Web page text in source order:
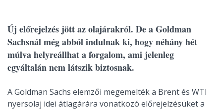
Új előrejelzés jött az olajárakról. De a Goldman
Sachsnál még abból indulnak ki, hogy néhány hét
múlva helyreállhat a forgalom, ami jelenleg
egyáltalán nem látszik biztosnak.
A Goldman Sachs elemzői megemelték a Brent és WTI
nyersolaj idei átlagárára vonatkozó előrejelzésüket a